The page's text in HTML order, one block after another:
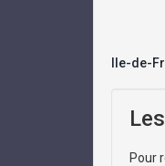
Ile-de-
Pour